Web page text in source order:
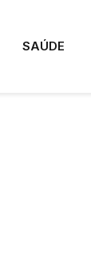
SAÚDE